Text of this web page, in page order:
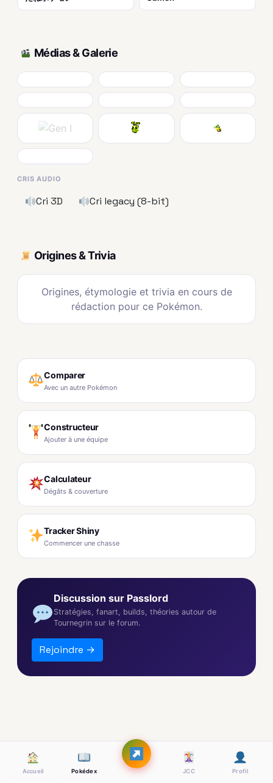
Médias & Galerie
CRIS AUDIO
Cri 3D Cri legacy (8-bit)
Origines & Trivia
Origines, étymologie et trivia en cours de
rédaction pour ce Pokémon.
Comparer
Avec un autre Pokémon
Constructeur
Ajouter à une équipe
Calculateur
Dégâts & couverture
Tracker Shiny
Commencer une chasse
Discussion sur Passlord
Stratégies, fanart, builds, théories autour de
Tournegrin sur le forum.
Rejoindre →
Accueil Pokédex JCC Profil